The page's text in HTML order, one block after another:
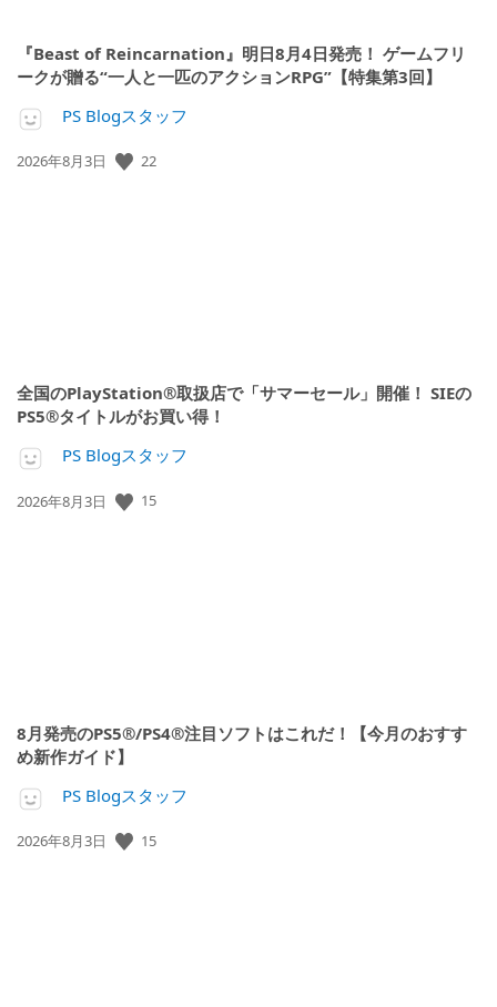
『Beast of Reincarnation』明日8月4日発売！ ゲームフリ
ークが贈る“一人と一匹のアクションRPG”【特集第3回】
PS Blogスタッフ
公
2026年8月3日 22
全国のPlayStation®取扱店で「サマーセール」開催！ SIEの
PS5®タイトルがお買い得！
PS Blogスタッフ
公
2026年8月3日 15
8月発売のPS5®/PS4®注目ソフトはこれだ！【今月のおすす
め新作ガイド】
PS Blogスタッフ
公
2026年8月3日 15